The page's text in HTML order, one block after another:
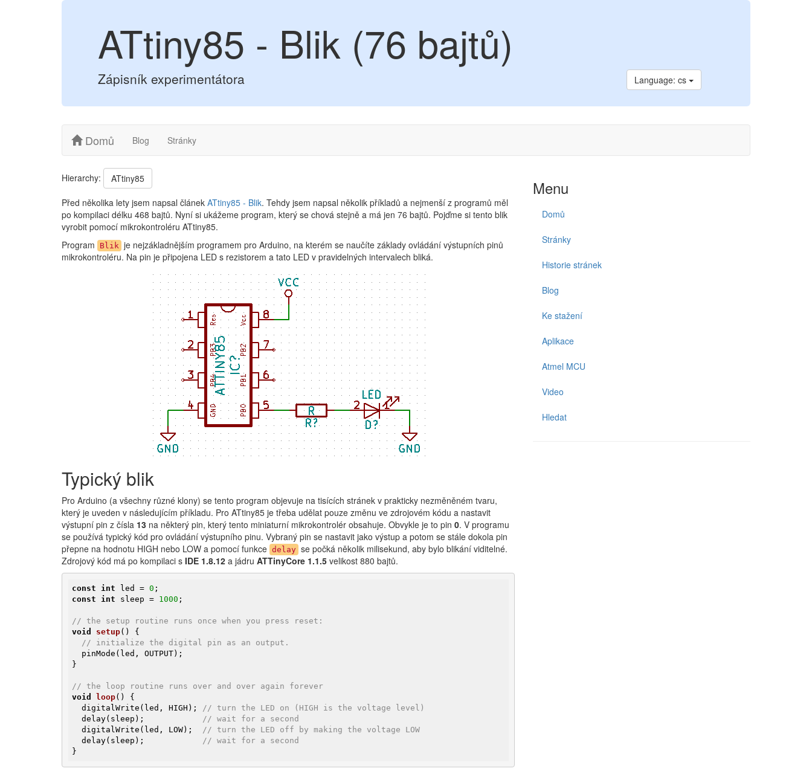
ATtiny85 - Blik (76 bajtů)
Zápisník experimentátora Language: cs
Domů Blog Stránky
Hierarchy:
ATtiny85
Před několika lety jsem napsal článek ATtiny85 - Blik. Tehdy jsem napsal několik příkladů a nejmenší z programů měl
po kompilaci délku 468 bajtů. Nyní si ukážeme program, který se chová stejně a má jen 76 bajtů. Pojďme si tento blik
vyrobit pomocí mikrokontroléru ATtiny85.
Program
Blik je nejzákladnějším programem pro Arduino, na kterém se naučíte základy ovládání výstupních pinů
mikrokontroléru. Na pin je připojena LED s rezistorem a tato LED v pravidelných intervalech bliká.
Typický blik
Pro Arduino (a všechny různé klony) se tento program objevuje na tisících stránek v prakticky nezměněném tvaru,
který je uveden v následujícím příkladu. Pro ATtiny85 je třeba udělat pouze změnu ve zdrojovém kódu a nastavit
výstupní pin z čísla 13 na některý pin, který tento miniaturní mikrokontrolér obsahuje. Obvykle je to pin 0. V programu
se používá typický kód pro ovládání výstupního pinu. Vybraný pin se nastavit jako výstup a potom se stále dokola pin
přepne na hodnotu HIGH nebo LOW a pomocí funkce delay se počká několik milisekund, aby bylo blikání viditelné.
Zdrojový kód má po kompilaci s IDE 1.8.12 a jádru ATTinyCore 1.1.5 velikost 880 bajtů.
const int led = 0
const
int sleep = 1000 ;
// the setup routine runs once when you press reset:
void
setup()
{
// initialize the digital pin as an output.
}
// the loop routine runs over and over again forever
void
loop()
{
  digitalWrite(led, HIGH);
// turn the LED on (HIGH is the voltage level)
  delay(sleep);
// wait for a second
  digitalWrite(led, LOW);
// turn the LED off by making the voltage LOW
  delay(sleep);
// wait for a second
}
Menu
Domů
Stránky
Historie stránek
Blog
Ke stažení
Aplikace
Atmel MCU
Video
Hledat